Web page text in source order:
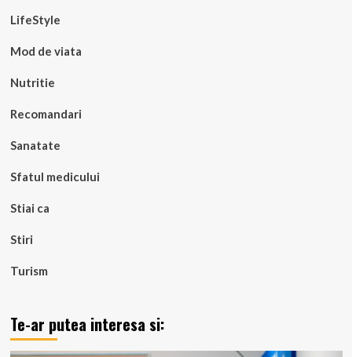
LifeStyle
Mod de viata
Nutritie
Recomandari
Sanatate
Sfatul medicului
Stiai ca
Stiri
Turism
Te-ar putea interesa si: